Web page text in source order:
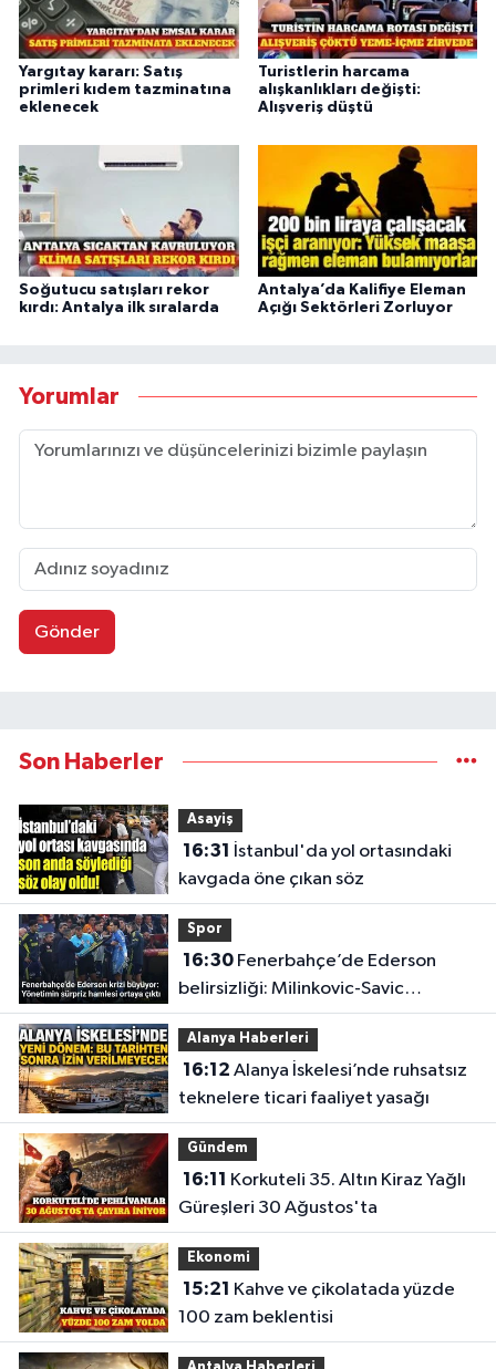
Yargıtay kararı: Satış
primleri kıdem tazminatına
eklenecek
Turistlerin harcama
alışkanlıkları değişti:
Alışveriş düştü
Soğutucu satışları rekor
kırdı: Antalya ilk sıralarda
Antalya’da Kalifiye Eleman
Açığı Sektörleri Zorluyor
Yorumlar
Gönder
Son Haberler
Asayiş
16:31
kavgada öne çıkan söz
Spor
16:30Fenerbahçe’de Ederson
belirsizliği: Milinkovic-Savic
gündeme geldi
Alanya Haberleri
16:12
teknelere ticari faaliyet yasağı
Gündem
16:11
Güreşleri 30 Ağustos'ta
Ekonomi
15:21
100 zam beklentisi